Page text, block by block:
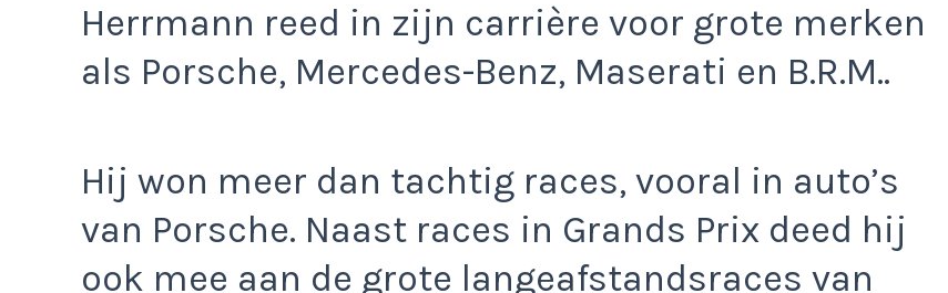
Herrmann reed in zijn carrière voor grote merken
als Porsche, Mercedes-Benz, Maserati en B.R.M..
Hij won meer dan tachtig races, vooral in auto’s
van Porsche. Naast races in Grands Prix deed hij
ook mee aan de grote langeafstandsraces van